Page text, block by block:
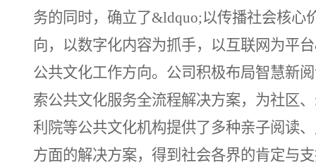
务的同时，确立了&ldquo;以传播社会核心
向，以数字化内容为抓手，以互联网为平
公共文化工作方向。公司积极布局智慧新
索公共文化服务全流程解决方案，为社区
利院等公共文化机构提供了多种亲子阅读
方面的解决方案，得到社会各界的肯定与